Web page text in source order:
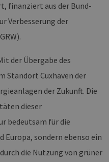
finanziert aus der Bund-
Verbesserung der
der Übergabe des
Standort Cuxhaven der
der Zukunft. Die
dieser
bedeutsam für die
Europa, sondern ebenso ein
die Nutzung von grüner